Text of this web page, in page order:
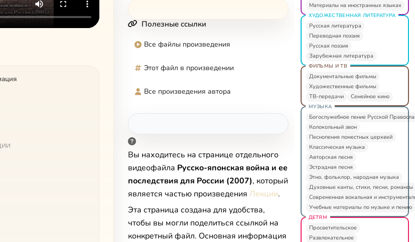
Полезные ссылки
Все файлы произведения
Этот файл в произведении
Все произведения автора
Вы находитесь на странице отдельного
видеофайла Русско-японская война и ее
последствия для России (2007), который
является частью произведения Лекции.
Эта страница создана для удобства,
чтобы вы могли поделиться ссылкой на
конкретный файл. Основная информация
Материалы на иностранных языках
ХУДОЖЕСТВЕННАЯ ЛИТЕРАТУРА
Русская литература
Переводная поэзия
Русская поэзия
Зарубежная литература
ФИЛЬМЫ И ТВ
Документальные фильмы
Художественные фильмы
ТВ-передачи
Семейное кино
МУЗЫКА
Богослужебное пение Русской
Колокольный звон
Песнопения поместных церквей
Классическая музыка
Авторская песня
Эстрадная песня
Этно, фольклор, народная музыка
Духовные канты, стихи, песни, романсы
Современная вокальная и
Учебные материалы по музыке и пению
ДЕТЯМ
Просветительское
Развлекательное